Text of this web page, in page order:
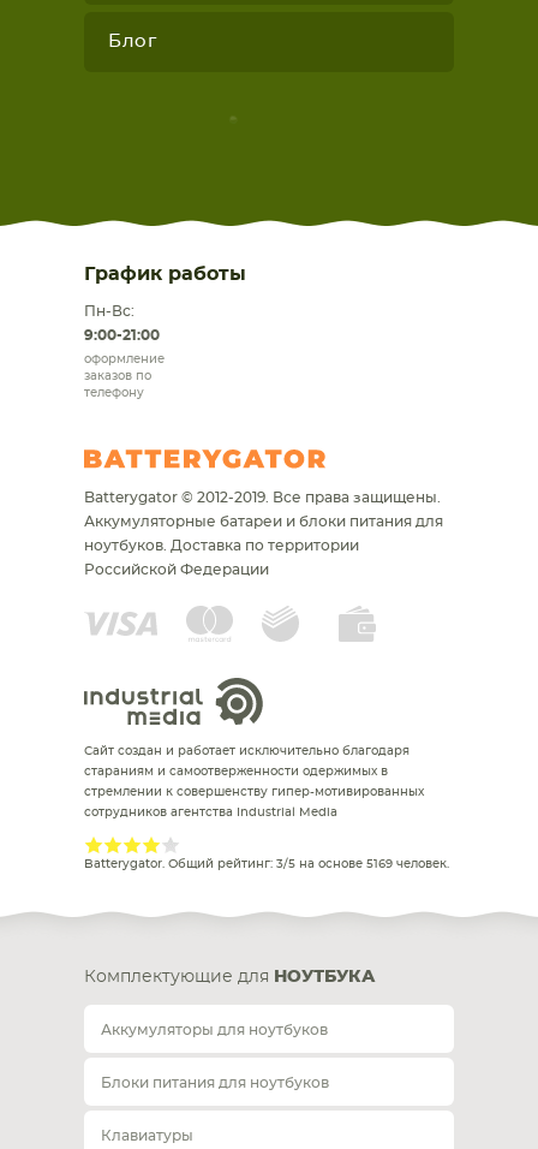
Блог
График работы
Пн-Вс:
9:00-21:00
оформление
заказов по
телефону
Batterygator © 2012-2019. Все права защищены.
Аккумуляторные батареи и блоки питания для
ноутбуков. Доставка по территории
Российской Федерации
Сайт создан и работает исключительно благодаря
стараниям и самоотверженности одержимых в
стремлении к совершенству гипер-мотивированных
сотрудников агентства Industrial Media
Batterygator. Общий рейтинг: 3/5 на основе 5169 человек.
Комплектующие для НОУТБУКА
Аккумуляторы для ноутбуков
Блоки питания для ноутбуков
Клавиатуры